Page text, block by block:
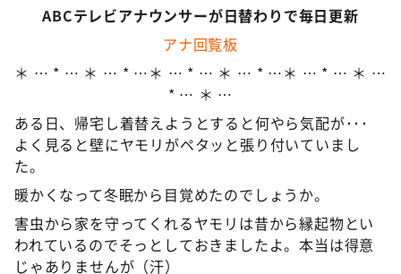
ABCテレビアナウンサーが日替わりで毎日更新
アナ回覧板
＊ … * … ＊ … * …＊ … * … ＊ … * …＊ … * … ＊ …
* … ＊ …
ある日、帰宅し着替えようとすると何やら気配が･･･
よく見ると壁にヤモリがペタッと張り付いていまし
た。
暖かくなって冬眠から目覚めたのでしょうか。
害虫から家を守ってくれるヤモリは昔から縁起物とい
われているのでそっとしておきましたよ。本当は得意
じゃありませんが（汗）